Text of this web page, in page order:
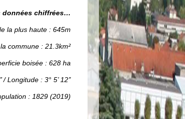
données chiffrées…
la plus haute : 645m
commune : 21.3km²
boisée : 628 ha
/ Longitude : 3° 5’ 12’’
: 1829 (2019)